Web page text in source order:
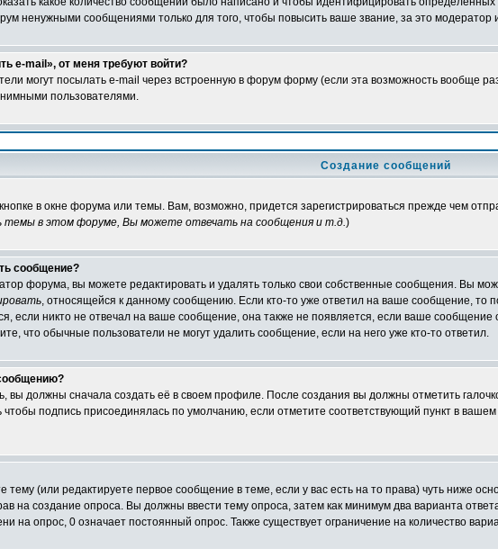
ненужными сообщениями только для того, чтобы повысить ваше звание, за это
e-mail», от меня требуют войти?
могут посылать e-mail через встроенную в форум форму (если эта возможность вообще
пользователями.
Создание сообщений
в окне форума или темы. Вам, возможно, придется зарегистрироваться прежде чем
в этом форуме, Вы можете отвечать на сообщения и т.д.)
сообщение?
форума, вы можете редактировать и удалять только свои собственные сообщения. Вы
, относящейся к данному сообщению. Если кто-то уже ответил на ваше сообщение, то
если никто не отвечал на ваше сообщение, она также не появляется, если ваше
что обычные пользователи не могут удалить сообщение, если на него уже кто-то ответил.
вы должны сначала создать её в своем профиле. После создания вы должны отметить
подпись присоединялась по умолчанию, если отметите соответствующий пункт в
тему (или редактируете первое сообщение в теме, если у вас есть на то права) чуть ниже
на создание опроса. Вы должны ввести тему опроса, затем как минимум два варианта
на опрос, 0 означает постоянный опрос. Также существует ограничение на количество